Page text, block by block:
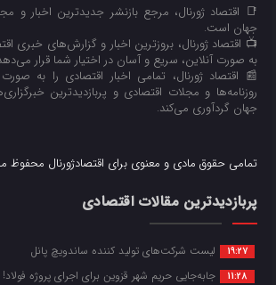
📑 اقتصاد ژورنال، مرجع بازنشر جدیدترین اخبار و
جهان است.
📺 اقتصاد ژورنال، بروزترین اخبار و گزارش‌های خبری
به صورت آنلاین، سریع و آسان در اختیار شما قرار
📰 اقتصاد ژورنال، تمامی اخبار اقتصادی را به صورت
روزنامه‌ها و مجلات اقتصادی و پربازدیدترین
جهان گردآوری می‌کند.
تمامی حقوق مادی و معنوی برای اقتصادژورنال محفوظ
پربازدیدترین مقالات اقتصادی
19:27 لیست شرکت‌های تولید کننده ساندویچ پانل
11:28 جابه‌جایی حریم شهر قزوین برای اجرای پروژه فولاد!